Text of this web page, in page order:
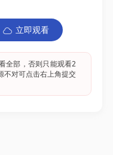
立即观看
全部，否则只能观看2
不对可点击右上角提交